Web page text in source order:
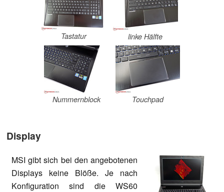
Tastatur linke Hälfte
Nummernblock Touchpad
Display
MSI gibt sich bei den angebotenen
Displays keine Blöße. Je nach
Konfiguration sind die WS60